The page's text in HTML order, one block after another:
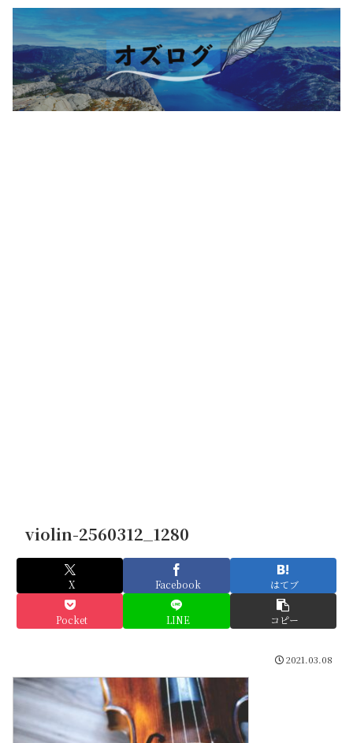
violin-2560312_1280
X Facebook はてブ
Pocket LINE コピー
2021.03.08